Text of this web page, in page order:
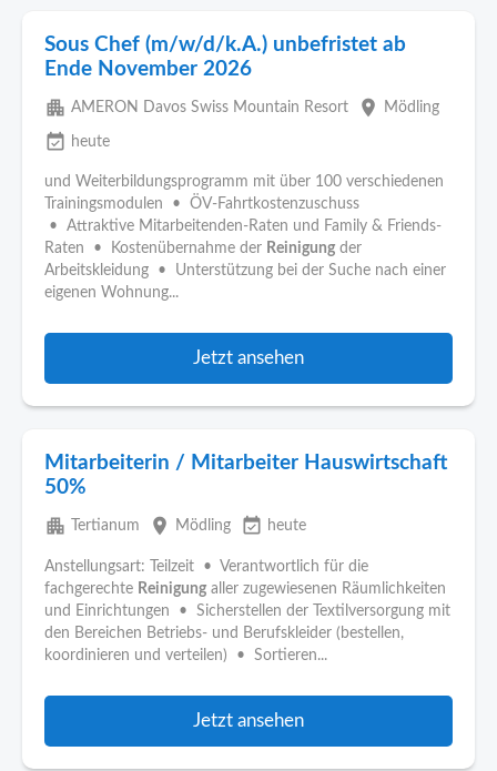
Sous Chef (m/w/d/k.A.) unbefristet ab
Ende November 2026
apartment AMERON Davos Swiss Mountain Resort place Mödling
event_available heute
und Weiterbildungsprogramm mit über 100 verschiedenen
Trainingsmodulen • ÖV-Fahrtkostenzuschuss
• Attraktive Mitarbeitenden-Raten und Family & Friends-
Raten • Kostenübernahme der Reinigung der
Arbeitskleidung • Unterstützung bei der Suche nach einer
eigenen Wohnung...
Jetzt ansehen
Mitarbeiterin / Mitarbeiter Hauswirtschaft
50%
apartment Tertianum place Mödling event_available heute
Anstellungsart: Teilzeit • Verantwortlich für die
fachgerechte Reinigung aller zugewiesenen Räumlichkeiten
und Einrichtungen • Sicherstellen der Textilversorgung mit
den Bereichen Betriebs- und Berufskleider (bestellen,
koordinieren und verteilen) • Sortieren...
Jetzt ansehen